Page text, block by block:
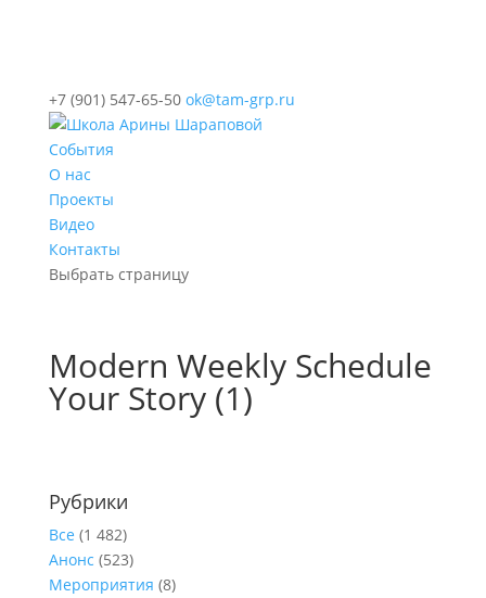
+7 (901) 547-65-50 ok@tam-grp.ru
События
О нас
Проекты
Видео
Контакты
Выбрать страницу
Modern Weekly Schedule
Your Story (1)
Рубрики
Все (1 482)
Анонс (523)
Мероприятия (8)